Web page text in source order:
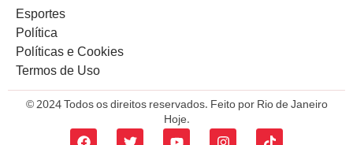
Esportes
Política
Políticas e Cookies
Termos de Uso
© 2024 Todos os direitos reservados. Feito por Rio de Janeiro
Hoje.